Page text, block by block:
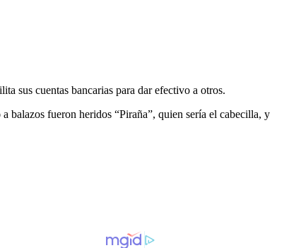
sus cuentas bancarias para dar efectivo a otros.
fueron heridos “Piraña”, quien sería el cabecilla, y